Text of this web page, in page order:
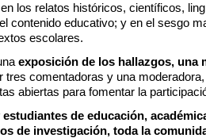
los relatos históricos, científicos,
contenido educativo; y en el sesgo
escolares.
exposición de los hallazgos, una
tres comentadoras y una
abiertas para fomentar la
de educación,
de investigación, toda la